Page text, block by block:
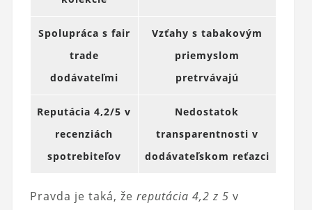
Spolupráca s fair
trade
dodávateľmi
Vzťahy s tabakovým
priemyslom
pretrvávajú
Reputácia 4,2/5 v
recenziách
spotrebiteľov
Nedostatok
transparentnosti v
dodávateľskom reťazci
Pravda je taká, že reputácia 4,2 z 5 v